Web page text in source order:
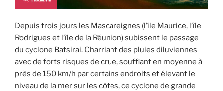
Depuis trois jours les Mascareignes (l’île Maurice, l’île
Rodrigues et l’île de la Réunion) subissent le passage
du cyclone Batsirai. Charriant des pluies diluviennes
avec de forts risques de crue, soufflant en moyenne à
près de 150 km/h par certains endroits et élevant le
niveau de la mer sur les côtes, ce cyclone de grande